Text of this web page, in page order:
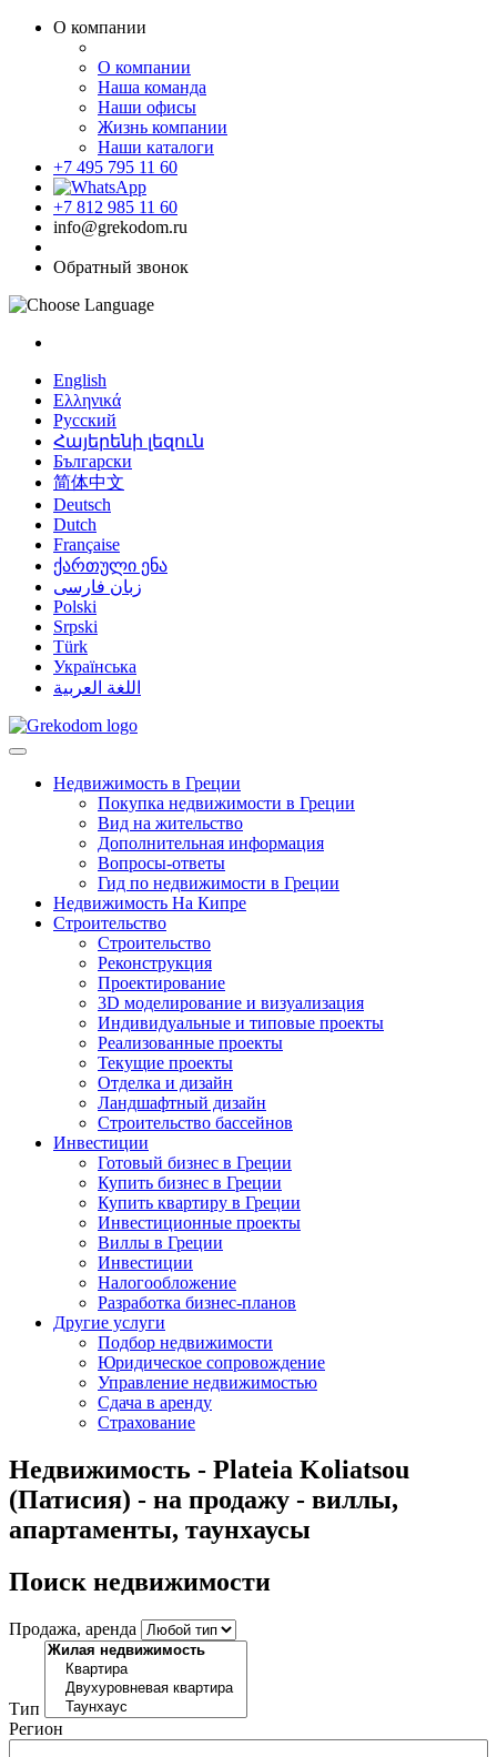
О компании
О компании
Наша команда
Наши офисы
Жизнь компании
Наши каталоги
+7 495 795 11 60
+7 812 985 11 60
info@grekodom.ru
Обратный звонок
English
Ελληνικά
Русский
Հայերենի լեզուն
Български
简体中文
Deutsch
Dutch
Française
ქართული ენა
زبان فارسی
Polski
Srpski
Türk
Українська
اللغة العربية
Недвижимость в Греции
Покупка недвижимости в Греции
Вид на жительство
Дополнительная информация
Вопросы-ответы
Гид по недвижимости в Греции
Недвижимость На Кипре
Строительство
Строительство
Реконструкция
Проектирование
3D моделирование и визуализация
Индивидуальные и типовые проекты
Реализованные проекты
Текущие проекты
Отделка и дизайн
Ландшафтный дизайн
Строительство бассейнов
Инвестиции
Готовый бизнес в Греции
Купить бизнес в Греции
Купить квартиру в Греции
Инвестиционные проекты
Виллы в Греции
Инвестиции
Налогообложение
Разработка бизнес-планов
Другие услуги
Подбор недвижимости
Юридическое сопровождение
Управление недвижимостью
Сдача в аренду
Страхование
Недвижимость - Plateia Koliatsou
(Патисия) - на продажу - виллы,
апартаменты, таунхаусы
Поиск недвижимости
Продажа, аренда
Тип
Регион